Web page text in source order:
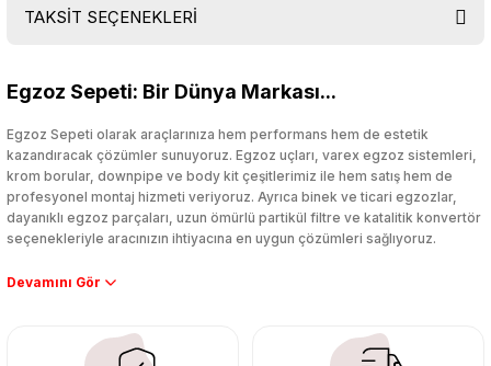
TAKSİT SEÇENEKLERİ
Egzoz Sepeti: Bir Dünya Markası...
Egzoz Sepeti olarak araçlarınıza hem performans hem de estetik
kazandıracak çözümler sunuyoruz. Egzoz uçları, varex egzoz sistemleri,
krom borular, downpipe ve body kit çeşitlerimiz ile hem satış hem de
profesyonel montaj hizmeti veriyoruz. Ayrıca binek ve ticari egzozlar,
dayanıklı egzoz parçaları, uzun ömürlü partikül filtre ve katalitik konvertör
seçenekleriyle aracınızın ihtiyacına en uygun çözümleri sağlıyoruz.
Performans artışı isteyen sürücüler için özel performans egzozları ve
çıkma orijinal ürünler ile yenileyebilir, body kit uygulamalarıyla aracınızın